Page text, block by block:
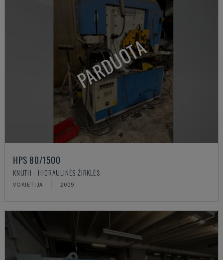
PARDUOTA
HPS 80/1500
KNUTH - HIDRAULINĖS ŽIRKLĖS
VOKIETIJA 2009